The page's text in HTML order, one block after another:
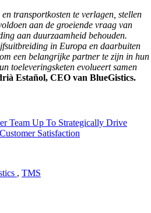
transportkosten te verlagen, stellen
aan de groeiende vraag van
aan duurzaamheid behouden.
in Europa en daarbuiten
een belangrijke partner te zijn in hun
toeleveringsketen evolueert samen
Estañol, CEO van BlueGistics.
Team Up To Strategically Drive
Satisfaction
, TMS